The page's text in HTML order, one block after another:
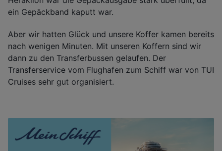
ein Gepäckband kaputt war.
Aber wir hatten Glück und unsere Koffer kamen bereits
nach wenigen Minuten. Mit unseren Koffern sind wir
dann zu den Transferbussen gelaufen. Der
Transferservice vom Flughafen zum Schiff war von TUI
Cruises sehr gut organisiert.